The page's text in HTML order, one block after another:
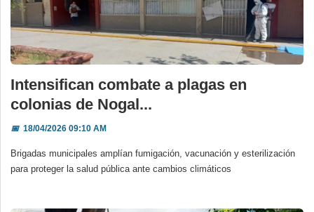
Intensifican combate a plagas en
colonias de Nogal...
📅18/04/2026 09:10 AM
Brigadas municipales amplían fumigación, vacunación y esterilización
para proteger la salud pública ante cambios climáticos